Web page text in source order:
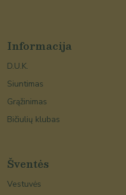
Informacija
D.U.K.
Siuntimas
Grąžinimas
Bičiulių klubas
Šventės
Vestuvės